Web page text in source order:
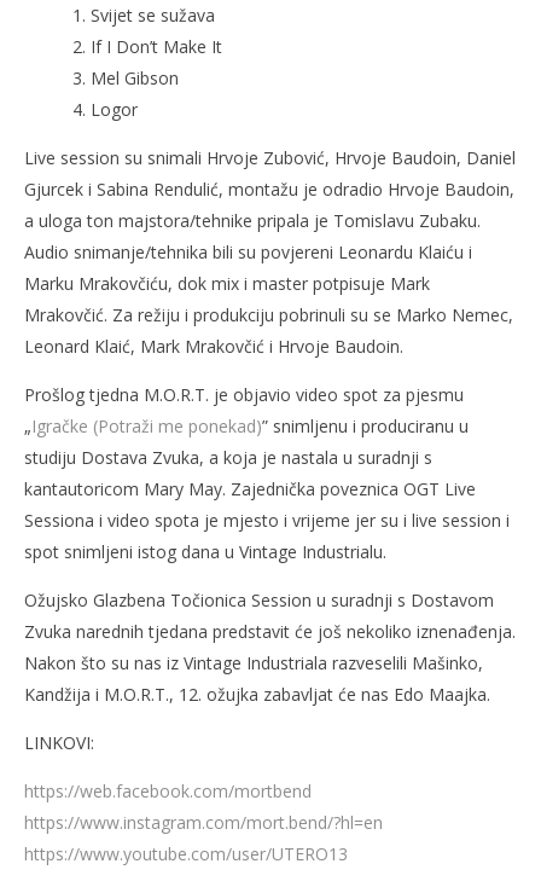
1. Svijet se sužava
2. If I Don’t Make It
3. Mel Gibson
4. Logor
Live session su snimali Hrvoje Zubović, Hrvoje Baudoin, Daniel
Gjurcek i Sabina Rendulić, montažu je odradio Hrvoje Baudoin,
a uloga ton majstora/tehnike pripala je Tomislavu Zubaku.
Audio snimanje/tehnika bili su povjereni Leonardu Klaiću i
Marku Mrakovčiću, dok mix i master potpisuje Mark
Mrakovčić. Za režiju i produkciju pobrinuli su se Marko Nemec,
Leonard Klaić, Mark Mrakovčić i Hrvoje Baudoin.
Prošlog tjedna M.O.R.T. je objavio video spot za pjesmu
„Igračke (Potraži me ponekad)” snimljenu i produciranu u
studiju Dostava Zvuka, a koja je nastala u suradnji s
kantautoricom Mary May. Zajednička poveznica OGT Live
Sessiona i video spota je mjesto i vrijeme jer su i live session i
spot snimljeni istog dana u Vintage Industrialu.
Ožujsko Glazbena Točionica Session u suradnji s Dostavom
Zvuka narednih tjedana predstavit će još nekoliko iznenađenja.
Nakon što su nas iz Vintage Industriala razveselili Mašinko,
Kandžija i M.O.R.T., 12. ožujka zabavljat će nas Edo Maajka.
LINKOVI:
https://web.facebook.com/mortbend
https://www.instagram.com/mort.bend/?hl=en
https://www.youtube.com/user/UTERO13